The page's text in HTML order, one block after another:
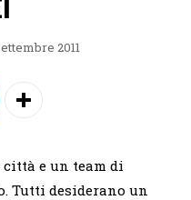
2011
e un team di
Tutti desiderano un